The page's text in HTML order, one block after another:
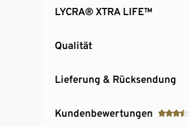
LYCRA® XTRA LIFE™
Qualität
Lieferung & Rücksendung
Kundenbewertungen